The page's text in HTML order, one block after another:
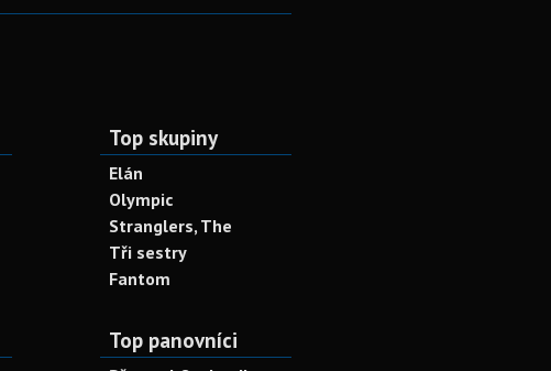
Top skupiny
Elán
Olympic
Stranglers, The
Tři sestry
Fantom
Top panovníci